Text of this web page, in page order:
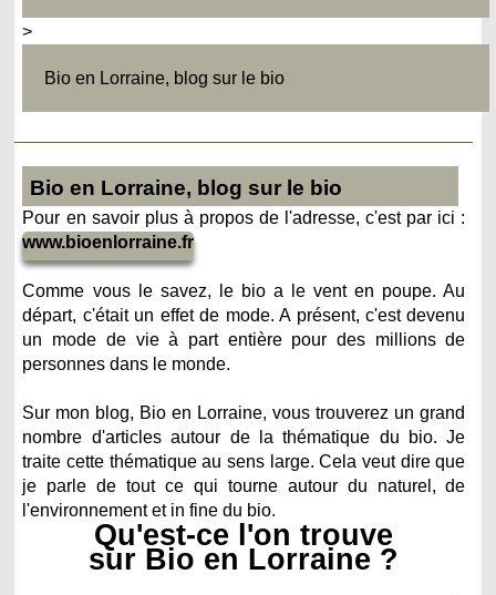
>
Bio en Lorraine, blog sur le bio
Bio en Lorraine, blog sur le bio
Pour en savoir plus à propos de l'adresse, c'est par ici :
www.bioenlorraine.fr
Comme vous le savez, le bio a le vent en poupe. Au
départ, c'était un effet de mode. A présent, c'est devenu
un mode de vie à part entière pour des millions de
personnes dans le monde.
Sur mon blog, Bio en Lorraine, vous trouverez un grand
nombre d'articles autour de la thématique du bio. Je
traite cette thématique au sens large. Cela veut dire que
je parle de tout ce qui tourne autour du naturel, de
l'environnement et in fine du bio.
Qu'est-ce l'on trouve
sur Bio en Lorraine ?